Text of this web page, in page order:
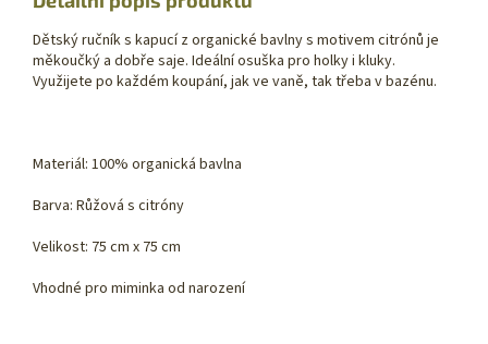
Dětský ručník s kapucí z organické bavlny s motivem citrónů je
měkoučký a dobře saje. Ideální osuška pro holky i kluky.
Využijete po každém koupání, jak ve vaně, tak třeba v bazénu.
Materiál: 100% organická bavlna
Barva: Růžová s citróny
Velikost: 75 cm x 75 cm
Vhodné pro miminka od narození